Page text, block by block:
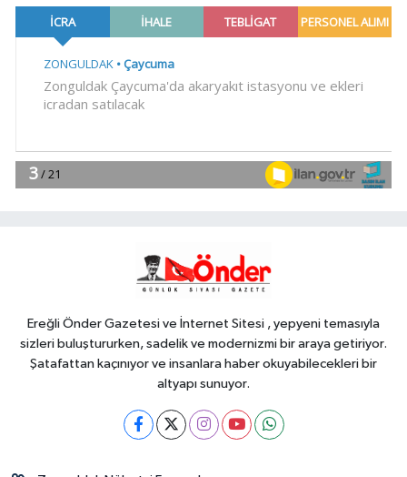
katılımlar... Gürsel Tekin: Birlikte
başaracağız
23:29Anadolu Otoyolu'nda
19:59
ETMEDİLER!..”
Ereğli Önder Gazetesi ve İnternet Sitesi , yepyeni temasıyla
sizleri buluştururken, sadelik ve modernizmi bir araya getiriyor.
Şatafattan kaçınıyor ve insanlara haber okuyabilecekleri bir
altyapı sunuyor.